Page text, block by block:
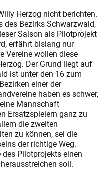
Herzog nicht berichten.
des Bezirks Schwarzwald,
Saison als Pilotprojekt
erfährt bislang nur
Vereine wollen diese
Der Grund liegt auf
ist unter den 16 zum
einer der
haben es schwer,
Mannschaft
Ersatzspielern ganz zu
die zweiten
zu können, sei die
der richtige Weg.
des Pilotprojekts einen
soll.